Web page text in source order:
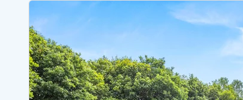
Nybyggede sommerhuse
Sommerhuse med sauna
Røgfrie/ikke-ryger sommerhuse
Sommerhuse med udsigt
Sommerhuse med spa
Sommerhuse med fredagsskift
Sommerhuse med plads til fangsten